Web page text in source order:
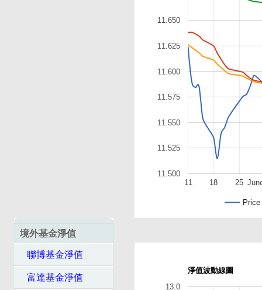
境外基金淨值
聯博基金淨值
富達基金淨值
Price
11 18 25
11.500
11.525
11.550
11.575
11.600
11.625
11.650
淨值波動線圖
13.0